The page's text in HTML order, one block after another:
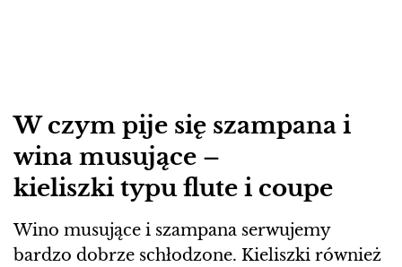
W czym pije się szampana i
wina musujące –
kieliszki typu flute i coupe
Wino musujące i szampana serwujemy
bardzo dobrze schłodzone. Kieliszki również